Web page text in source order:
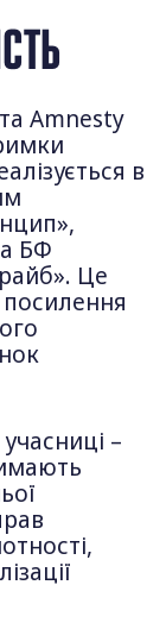
Amnesty
в
БФ
Це
посилення
–